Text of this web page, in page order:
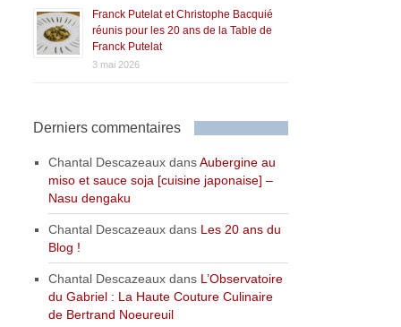
Franck Putelat et Christophe Bacquié
réunis pour les 20 ans de la Table de
Franck Putelat
3 mai 2026
Derniers commentaires
Chantal Descazeaux dansAubergine au
miso et sauce soja [cuisine japonaise] –
Nasu dengaku
Chantal Descazeaux dans Les 20 ans du
Blog !
Chantal Descazeaux dans L’Observatoire
du Gabriel : La Haute Couture Culinaire
de Bertrand Noeureuil